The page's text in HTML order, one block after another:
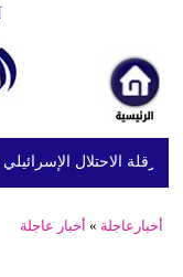
أخبارعاجلة » أخبار عاجلة